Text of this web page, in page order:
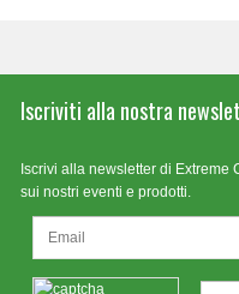
Iscriviti alla nostra
Iscrivi alla newsletter di Extreme
sui nostri eventi e prodotti.